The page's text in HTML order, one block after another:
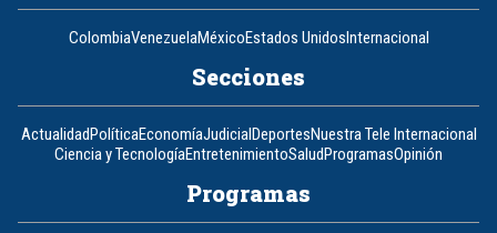
ColombiaVenezuelaMéxicoEstados UnidosInternacional
Secciones
ActualidadPolíticaEconomíaJudicialDeportesNuestra Tele Internacional
Ciencia y TecnologíaEntretenimientoSaludProgramasOpinión
Programas